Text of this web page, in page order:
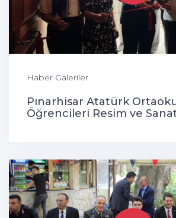
Haber Galeriler
Pınarhisar Atatürk
Öğrencileri Resim ve